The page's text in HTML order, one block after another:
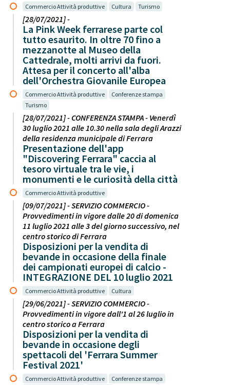
Commercio Attività produttive Cultura Turismo
[28/07/2021] -
La Pink Week ferrarese parte col
tutto esaurito. In oltre 70 fino a
mezzanotte al Museo della
Cattedrale, molti arrivi da fuori.
Attesa per il concerto all'alba
dell'Orchestra Giovanile Europea
Commercio Attività produttive
Conferenze stampa
Turismo
[28/07/2021] - CONFERENZA STAMPA - Venerdì
30 luglio 2021 alle 10.30 nella sala degli Arazzi
della residenza municipale di Ferrara
Presentazione dell'app
"Discovering Ferrara" caccia al
tesoro virtuale tra le vie, i
monumenti e le curiosità della città
Commercio Attività produttive
[09/07/2021] - SERVIZIO COMMERCIO -
Provvedimenti in vigore dalle 20 di domenica
11 luglio 2021 alle 3 del giorno successivo, nel
centro storico di Ferrara
Disposizioni per la vendita di
bevande in occasione della finale
dei campionati europei di calcio -
INTEGRAZIONE DEL 10 luglio 2021
Commercio Attività produttive Cultura
[29/06/2021] - SERVIZIO COMMERCIO -
Provvedimenti in vigore dall'1 al 26 luglio in
centro storico a Ferrara
Disposizioni per la vendita di
bevande in occasione degli
spettacoli del 'Ferrara Summer
Festival 2021'
Commercio Attività produttive
Conferenze stampa